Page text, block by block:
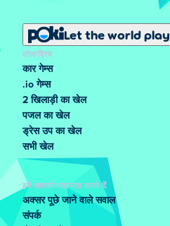
Let the world play
लोकप्रिय
कार गेम्स
.io गेम्स
2 खिलाड़ी का खेल
पजल का खेल
ड्रेस उप का खेल
सभी खेल
हमें आपकी सहायता करने दें
अक्सर पूछे जाने वाले सवाल
संपर्क